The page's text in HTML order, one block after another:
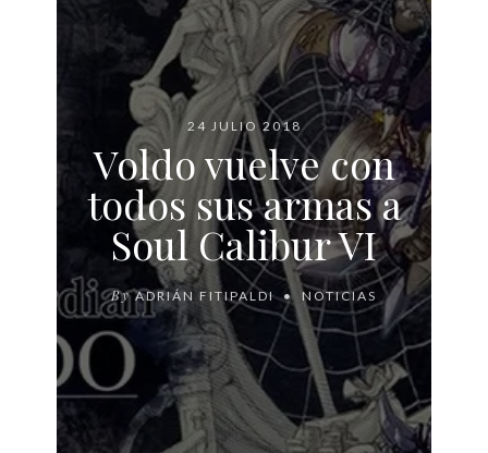
24 JULIO 2018
Voldo vuelve con
todos sus armas a
Soul Calibur VI
By ADRIÁN FITIPALDI NOTICIAS